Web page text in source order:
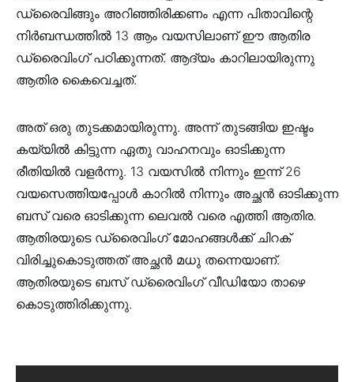
ഡ്രൈവിങ്ങും അറിഞ്ഞിരിക്കണം എന്ന പിതാവിന്റെ
നിർബന്ധത്തിൽ 13 ആം വയസിലാണ് ഈ ആതിര
ഡ്രൈവിംഗ് പഠിക്കുന്നത്. ആദ്യം കാറിലായിരുന്നു
ആതിര കൈവെച്ചത്.
അത് ഒരു തുടക്കമായിരുന്നു. അന്ന് തുടങ്ങിയ ഇഷ്ടം
കയ്യിൽ കിട്ടുന്ന ഏതു വാഹനവും ഓടിക്കുന്ന
രീതിയിൽ വളർന്നു. 13 വയസിൽ നിന്നും ഇന്ന് 26
വയസെത്തിയപ്പോൾ കാറിൽ നിന്നും അച്ഛൻ ഓടിക്കുന്ന
ബസ് വരെ ഓടിക്കുന്ന ലെവൽ വരെ എത്തി ആതിര.
ആതിരയുടെ ഡ്രൈവിംഗ് മോഹങ്ങൾക്ക് ചിറക്
വിരിച്ചുകൊടുത്തത് അച്ഛൻ മധു തന്നെയാണ്.
ആതിരയുടെ ബസ് ഡ്രൈവിംഗ് വീഡിയോ താഴെ
കൊടുത്തിരിക്കുന്നു.